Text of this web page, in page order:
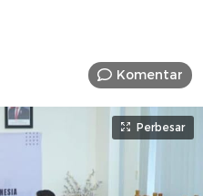
Komentar
Perbesar